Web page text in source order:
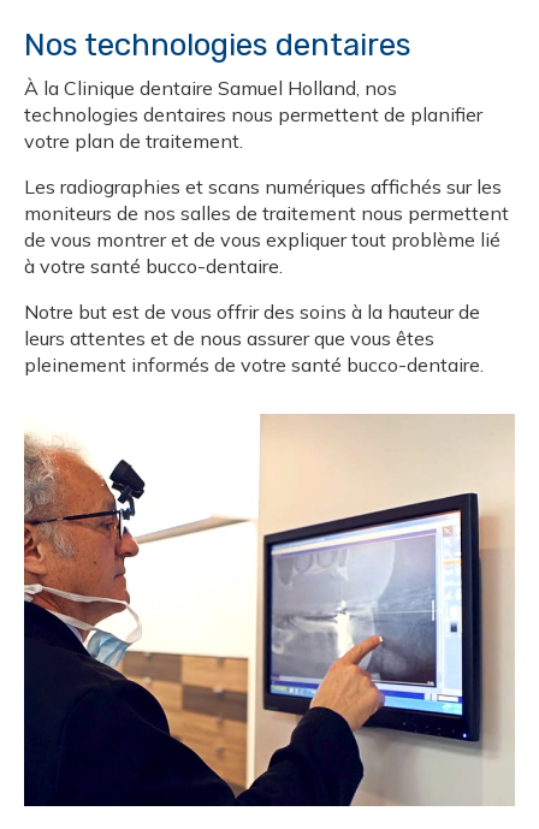
Nos technologies dentaires
À la Clinique dentaire Samuel Holland, nos
technologies dentaires nous permettent de planifier
votre plan de traitement.
Les radiographies et scans numériques affichés sur les
moniteurs de nos salles de traitement nous permettent
de vous montrer et de vous expliquer tout problème lié
à votre santé bucco-dentaire.
Notre but est de vous offrir des soins à la hauteur de
leurs attentes et de nous assurer que vous êtes
pleinement informés de votre santé bucco-dentaire.